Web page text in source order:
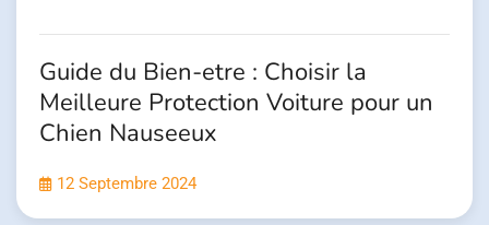
Guide du Bien-etre : Choisir la
Meilleure Protection Voiture pour un
Chien Nauseeux
12 Septembre 2024